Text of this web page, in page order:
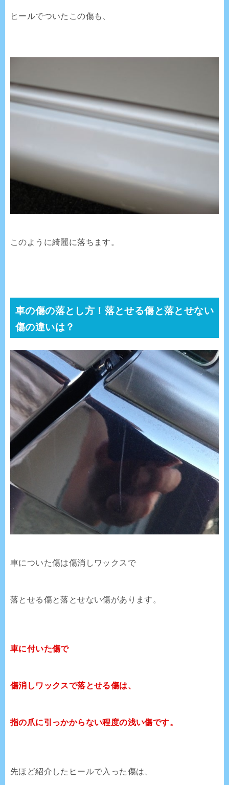
ヒールでついたこの傷も、
このように綺麗に落ちます。
車の傷の落とし方！落とせる傷と落とせない
傷の違いは？
車についた傷は傷消しワックスで
落とせる傷と落とせない傷があります。
車に付いた傷で
傷消しワックスで落とせる傷は、
指の爪に引っかからない程度の浅い傷です。
先ほど紹介したヒールで入った傷は、